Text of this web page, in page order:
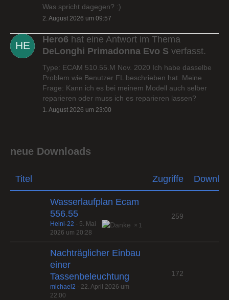
Was spricht dagegen? :)
2. August 2026 um 09:57
Hero6 hat eine Antwort im Thema
DeLonghi Primadonna Evo S verfasst.
Type: ECAM 510.55.M Nov. 2020 Ich habe dasselbe
Problem wie Benutzer FL beschrieben hat. Meine
Frage: Kann ich es bei meinem Modell auch selber
reparieren oder muss ich es reparieren lassen?
1. August 2026 um 23:00
neue Downloads
Titel Zugriffe
Wasserlaufplan Ecam
556.55
1
Heini-22 - 5. Mai
2026 um 20:28
259
Nachträglicher Einbau
einer
Tassenbeleuchtung
michael2 - 22. April 2026 um
22:00
172